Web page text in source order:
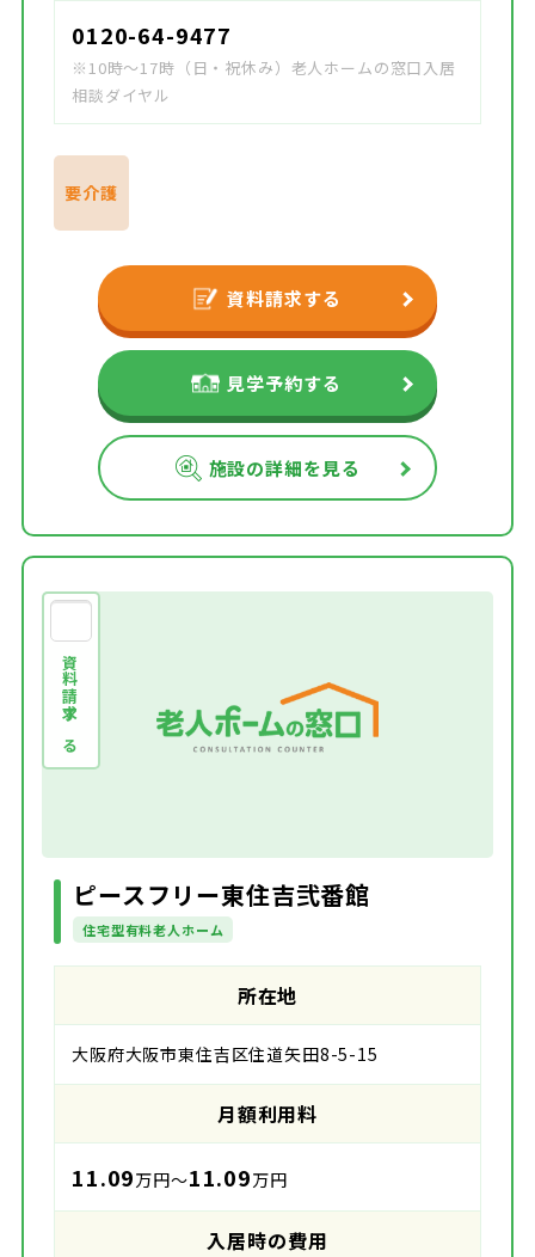
0120-64-9477
※10時～17時（日・祝休み）老人ホームの窓口入居
相談ダイヤル
要介護
資料請求する
見学予約する
施設の詳細を見る
資料請求する
ピースフリー東住吉弐番館
住宅型有料老人ホーム
所在地
大阪府大阪市東住吉区住道矢田8-5-15
月額利用料
11.09万円～11.09万円
入居時の費用